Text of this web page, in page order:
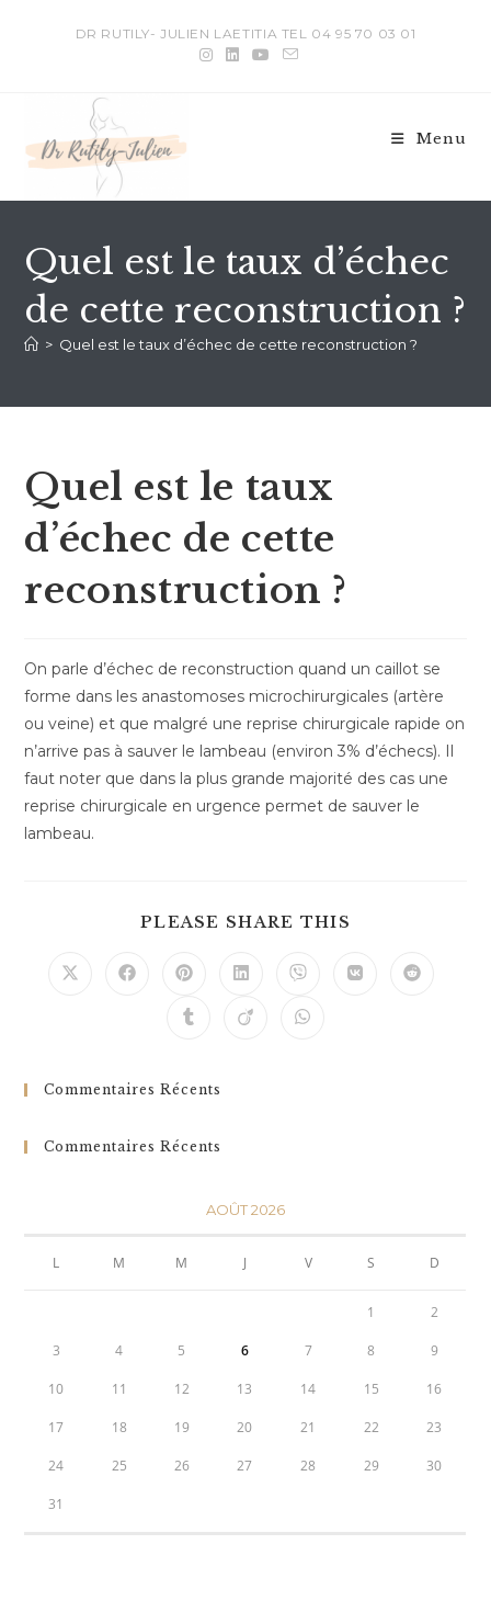
DR RUTILY- JULIEN LAETITIA TEL 04 95 70 03 01
Menu
Quel est le taux d’échec
de cette reconstruction ?
> Quel est le taux d’échec de cette reconstruction ?
Quel est le taux
d’échec de cette
reconstruction ?
On parle d’échec de reconstruction quand un caillot se
forme dans les anastomoses microchirurgicales (artère
ou veine) et que malgré une reprise chirurgicale rapide on
n’arrive pas à sauver le lambeau (environ 3% d’échecs). Il
faut noter que dans la plus grande majorité des cas une
reprise chirurgicale en urgence permet de sauver le
lambeau.
PLEASE SHARE THIS
Commentaires Récents
Commentaires Récents
AOÛT 2026
L M M J V S D
1 2
3 4 5 6 7 8 9
10 11 12 13 14 15 16
17 18 19 20 21 22 23
24 25 26 27 28 29 30
31